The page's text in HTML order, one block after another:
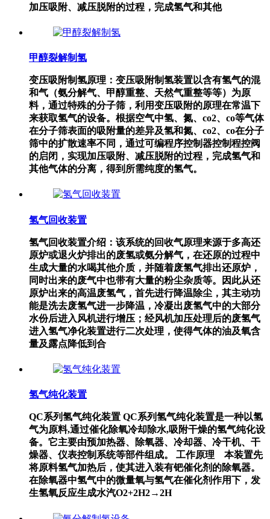
加压吸附、减压脱附的过程，完成氢气和其他
甲醇裂解制氢
变压吸附制氢原理：变压吸附制氢装置以含有氢气的混
和气（氨分解气、甲醇重整、天然气重整等等）为原
料，通过特殊的分子筛，利用变压吸附的原理在常温下
来获取氢气的设备。根据空气中氢、氮、co2、co等气体
在分子筛表面的吸附量的差异及氢和氮、co2、co在分子
筛中的扩散速率不同，通过可编程序控制器控制程控阀
的启闭，实现加压吸附、减压脱附的过程，完成氢气和
其他气体的分离，得到所需纯度的氢气。
氢气回收装置
氢气回收装置介绍：该系统的回收气原理来源于多高还
原炉或退火炉排出的废氢或氨分解气，在还原的过程中
生成大量的水喝其他介质，并随着废氢气排出还原炉，
同时出来的废气中也带有大量的粉尘杂质等。因此从还
原炉出来的高温废氢气，首先进行降温除尘，其主动功
能是洗去废氢气进一步降温，冷凝出废氢气中的大部分
水份后进入风机进行增压；经风机加压处理后的废氢气
进入氢气净化装置进行二次处理，使得气体的油及氧含
量及露点降低到合
氢气纯化装置
QC系列氢气纯化装置 QC系列氢气纯化装置是一种以氢
气为原料,通过催化除氧冷却除水,吸附干燥的氢气纯化设
备。它主要由预加热器、除氧器、冷却器、冷干机、干
燥器、仪表控制系统等部件组成。 工作原理 本装置先
将原料氢气加热后，使其进入装有钯催化剂的除氧器。
在除氧器中氢气中的微量氧与氢气在催化剂作用下，发
生氢氧反应生成水汽O2+2H2→2H